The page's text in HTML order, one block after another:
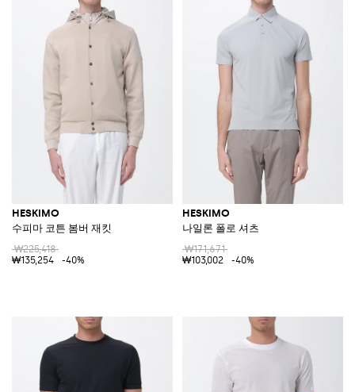
HESKIMO
수피마 코튼 봄버 재킷
₩225,418
₩135,254
-40%
HESKIMO
나일론 폴로 셔츠
₩171,671
₩103,002
-40%